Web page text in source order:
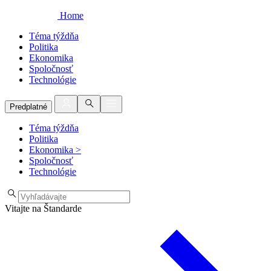
Home
Téma týždňa
Politika
Ekonomika
Spoločnosť
Technológie
Predplatné
Téma týždňa
Politika
Ekonomika >
Spoločnosť
Technológie
Vitajte na Štandarde